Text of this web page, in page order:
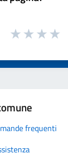
frequenti